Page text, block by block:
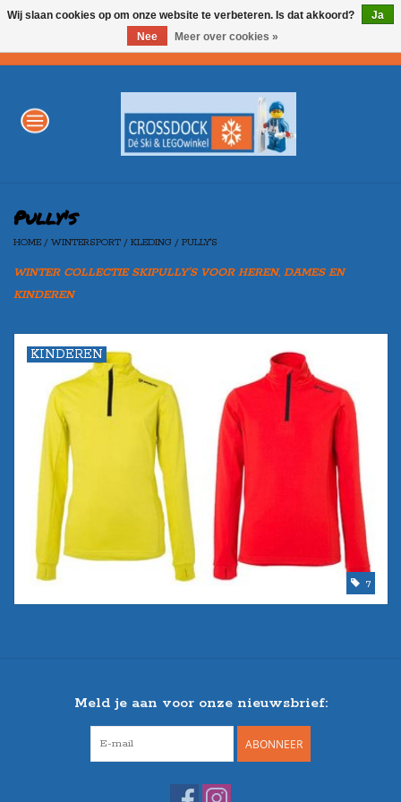
WINTERSPORT
LEGO
AKTIE
Merken
Pully's
HOME / WINTERSPORT / KLEDING / PULLY'S
WINTER COLLECTIE SKIPULLY'S VOOR HEREN, DAMES EN
KINDEREN
KINDEREN
7
Meld je aan voor onze nieuwsbrief:
ABONNEER
Wij slaan cookies op om onze website te verbeteren. Is dat akkoord?
Ja
Nee
Meer over cookies »